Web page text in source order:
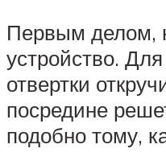
Первым делом,
устройство.
отвертки
посредине
подобно тому,